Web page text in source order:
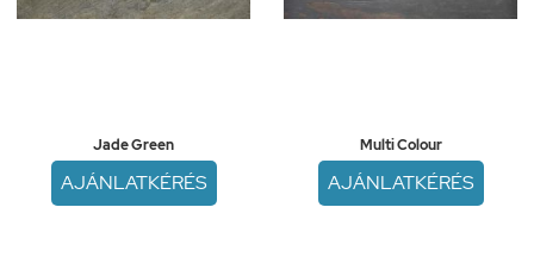
Jade Green
AJÁNLATKÉRÉS
Multi Colour
AJÁNLATKÉRÉS